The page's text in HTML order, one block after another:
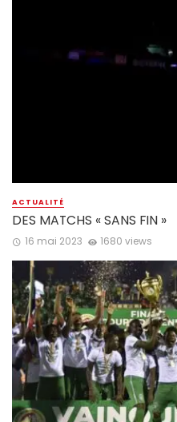
ACTUALITÉ
DES MATCHS « SANS FIN »
16 mai 2023 1680 views